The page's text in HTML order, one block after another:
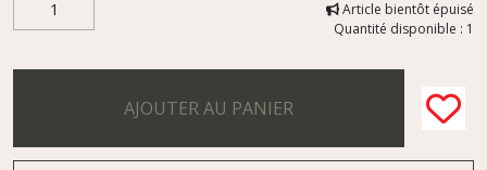
Article bientôt épuisé
Quantité disponible : 1
AJOUTER AU PANIER